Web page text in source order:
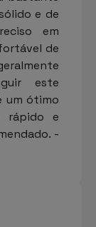
e de
em
de
este
um ótimo
rápido e
-